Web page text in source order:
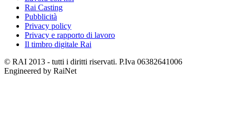
Rai Casting
Pubblicità
Privacy policy
Privacy e rapporto di lavoro
Il timbro digitale Rai
© RAI 2013 - tutti i diritti riservati. P.Iva 06382641006
Engineered by RaiNet